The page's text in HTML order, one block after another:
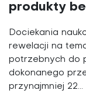
produkty
Dociekania
rewelacji na
potrzebnych do
dokonanego
przynajmniej 22...